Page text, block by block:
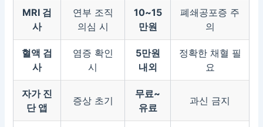
MRI 검
사
연부 조직
의심 시
10~15
만원
폐쇄공포증 주
의
혈액 검
사
염증 확인
시
5만원
내외
정확한 채혈 필
요
자가 진
단 앱
증상 초기
무료~
유료
과신 금지